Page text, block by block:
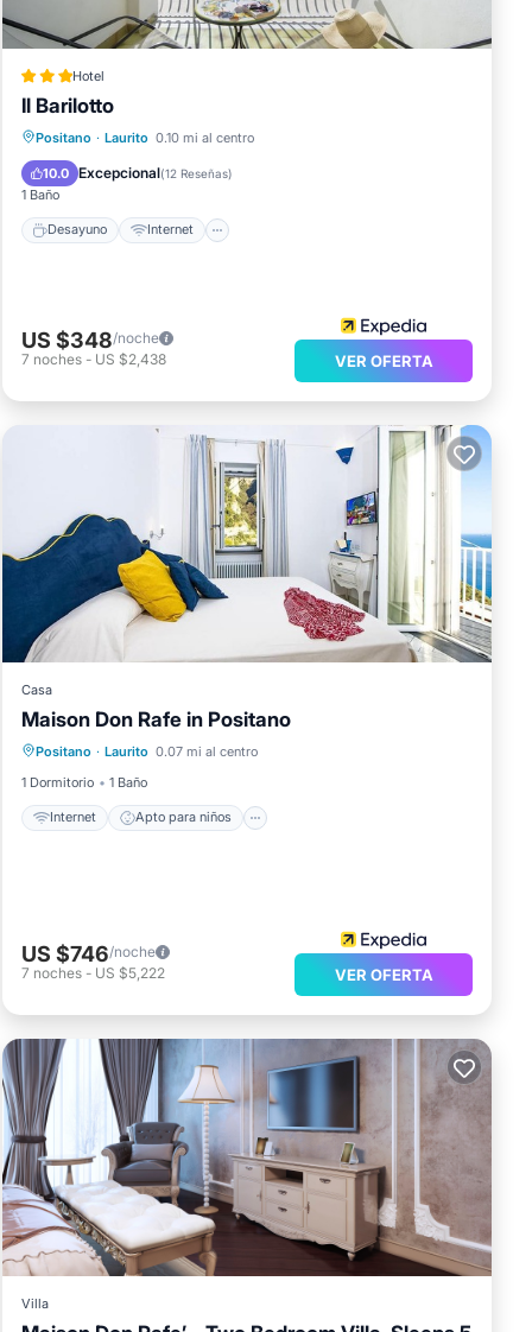
Hotel
Il Barilotto
Positano · Laurito 0.10 mi al centro
10.0 Excepcional(12 Reseñas)
1 Baño
Desayuno Internet
Desayuno Internet
Ropa de cama
US $348/noche
7 noches - US $2,438 VER OFERTA
Casa
Maison Don Rafe in Positano
Positano · Laurito 0.07 mi al centro
1 Dormitorio
1 Baño
Internet Apto para niños
Internet
Apto para niños
Barbacoa/Cocina al aire libre
US $746/noche
7 noches - US $5,222 VER OFERTA
Villa